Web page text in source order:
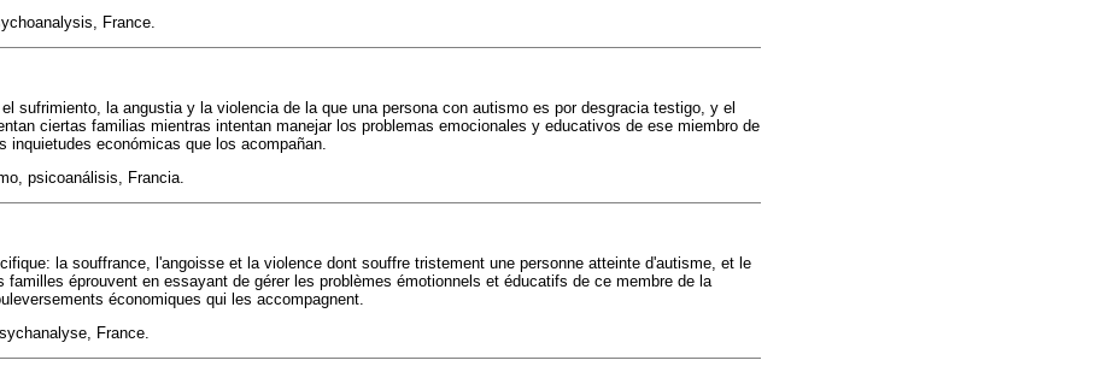
France.
sufrimiento, la angustia y la violencia de la que una persona con autismo es por desgracia testigo, y el
ciertas familias mientras intentan manejar los problemas emocionales y educativos de ese miembro de
inquietudes económicas que los acompañan.
psicoanálisis, Francia.
la souffrance, l'angoisse et la violence dont souffre tristement une personne atteinte d'autisme, et le
familles éprouvent en essayant de gérer les problèmes émotionnels et éducatifs de ce membre de la
économiques qui les accompagnent.
France.